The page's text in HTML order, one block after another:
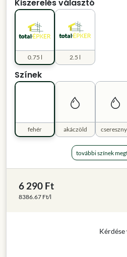
Kiszerelés választó
0.75 l 2.5 l
Színek
akáczöld
fehér
további színek
6 290 Ft
8386.67 Ft/l
Kérdése